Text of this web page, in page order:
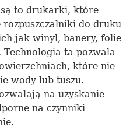
to drukarki, które
do druku
jak winyl, banery, folie
ta pozwala
które nie
wody lub tuszu.
na uzyskanie
na czynniki